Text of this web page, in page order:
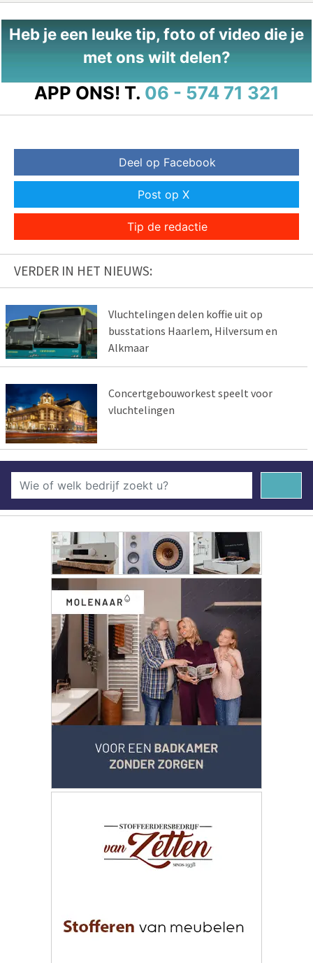
Heb je een leuke tip, foto of video die je
met ons wilt delen?
APP ONS! T. 06 - 574 71 321
Deel op Facebook
Post op X
Tip de redactie
VERDER IN HET NIEUWS:
Vluchtelingen delen koffie uit op
busstations Haarlem, Hilversum en
Alkmaar
Concertgebouworkest speelt voor
vluchtelingen